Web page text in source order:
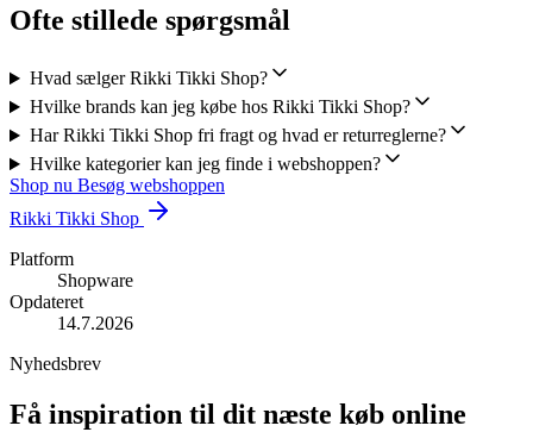
Ofte stillede spørgsmål
Hvad sælger Rikki Tikki Shop?
Hvilke brands kan jeg købe hos Rikki Tikki Shop?
Har Rikki Tikki Shop fri fragt og hvad er returreglerne?
Hvilke kategorier kan jeg finde i webshoppen?
Shop nu Besøg webshoppen
Rikki Tikki Shop
Platform
Shopware
Opdateret
14.7.2026
Nyhedsbrev
Få inspiration til dit næste køb online